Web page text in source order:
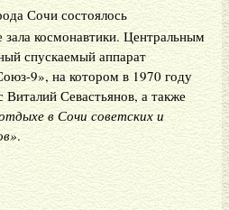
Сочи состоялось
космонавтики. Центральным
спускаемый аппарат
9», на котором в 1970 году
Севастьянов, а также
в Сочи советских и
.